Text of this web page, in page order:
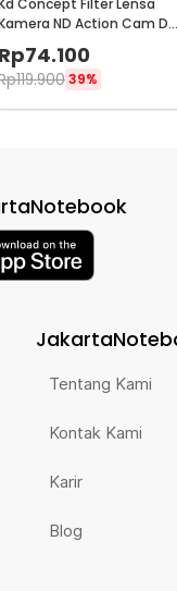
Concept Filter Lensa
ND Action Cam DJI
Rp74.100
119.90039%
Tentang Kami
Kontak Kami
Karir
Blog